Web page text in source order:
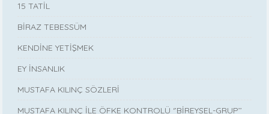
15 TATİL
BİRAZ TEBESSÜM
KENDİNE YETİŞMEK
EY İNSANLIK
MUSTAFA KILINÇ SÖZLERİ
MUSTAFA KILINÇ İLE ÖFKE KONTROLÜ ‘’BİREYSEL-GRUP’’